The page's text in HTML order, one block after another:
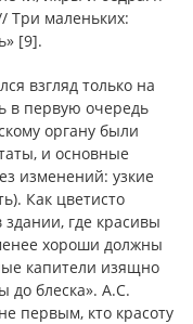
Три маленьких:
[9].
взгляд только на
в первую очередь
органу были
и основные
изменений: узкие
Как цветисто
где красивы
хороши должны
капители изящно
до блеска». А.С.
первым, кто красоту